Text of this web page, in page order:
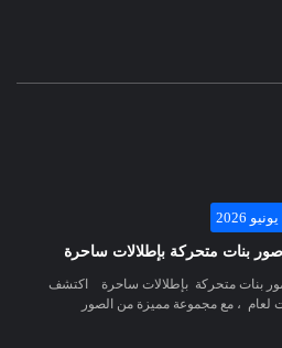
بنات متحركة بإطلالات ساحرة
بنات متحركة بإطلالات ساحرة اكتشف
لعام ، مع مجموعة مميزة من الصور